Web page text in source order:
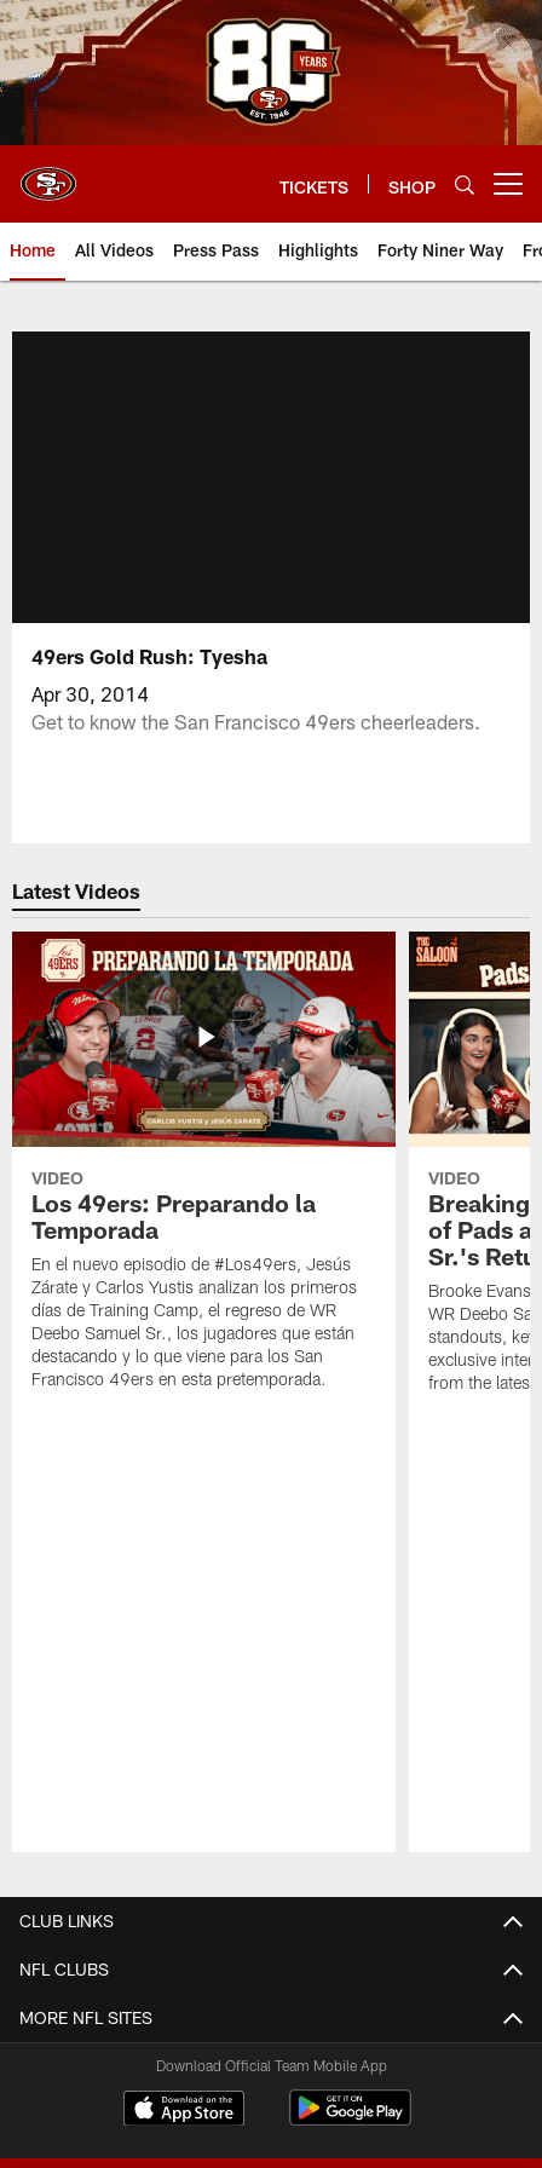
Skip
to
main
content
TICKETS SHOP
Home All Videos Press Pass Highlights Forty Niner Way
49ers Gold Rush: Tyesha
Apr 30, 2014
Get to know the San Francisco 49ers cheerleaders.
Latest Videos
VIDEO
Los 49ers: Preparando la
Temporada
En el nuevo episodio de #Los49ers, Jesús
Zárate y Carlos Yustis analizan los primeros
días de Training Camp, el regreso de WR
Deebo Samuel Sr., los jugadores que están
destacando y lo que viene para los San
Francisco 49ers en esta pretemporada.
VIDEO
Breaking
of Pads
Sr.'s
Brooke Evans
WR Deebo
standouts,
exclusive
from the latest
CLUB LINKS
NFL CLUBS
MORE NFL SITES
Download Official Team Mobile App